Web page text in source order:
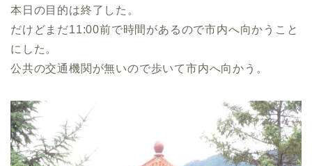
本日の目的は終了した。
だけどまだ11:00前で時間があるので市内へ向かうこと
にした。
公共の交通機関が無いので歩いて市内へ向かう。